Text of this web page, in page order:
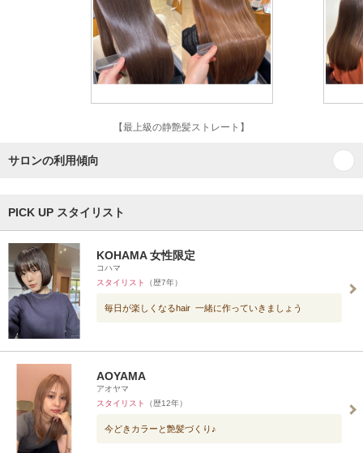
【最上級の静艶髪ストレート】
サロンの利用傾向
PICK UP スタイリスト
KOHAMA 女性限定
コハマ
スタイリスト
（歴7年）
毎日が楽しくなるhair 一緒に作っていきましょう
AOYAMA
アオヤマ
スタイリスト
（歴12年）
今どきカラーと艶髪づくり♪